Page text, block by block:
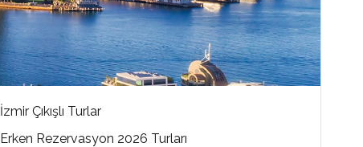
İzmir Çıkışlı Turlar
Erken Rezervasyon 2026 Turları